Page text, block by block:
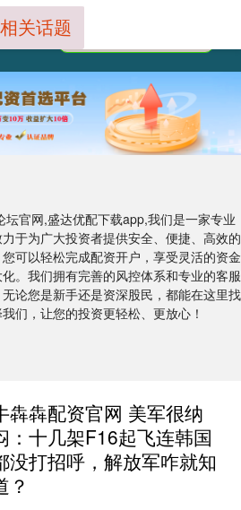
官网,盛达优配下载app,我们是一家专业
于为广大投资者提供安全、便捷、高效的
可以轻松完成配资开户，享受灵活的资金
。我们拥有完善的风控体系和专业的客服
论您是新手还是资深股民，都能在这里找
们，让您的投资更轻松、更放心！
关话题
犇犇配资官网 美军很纳
：十几架F16起飞连韩国
没打招呼，解放军咋就知
？